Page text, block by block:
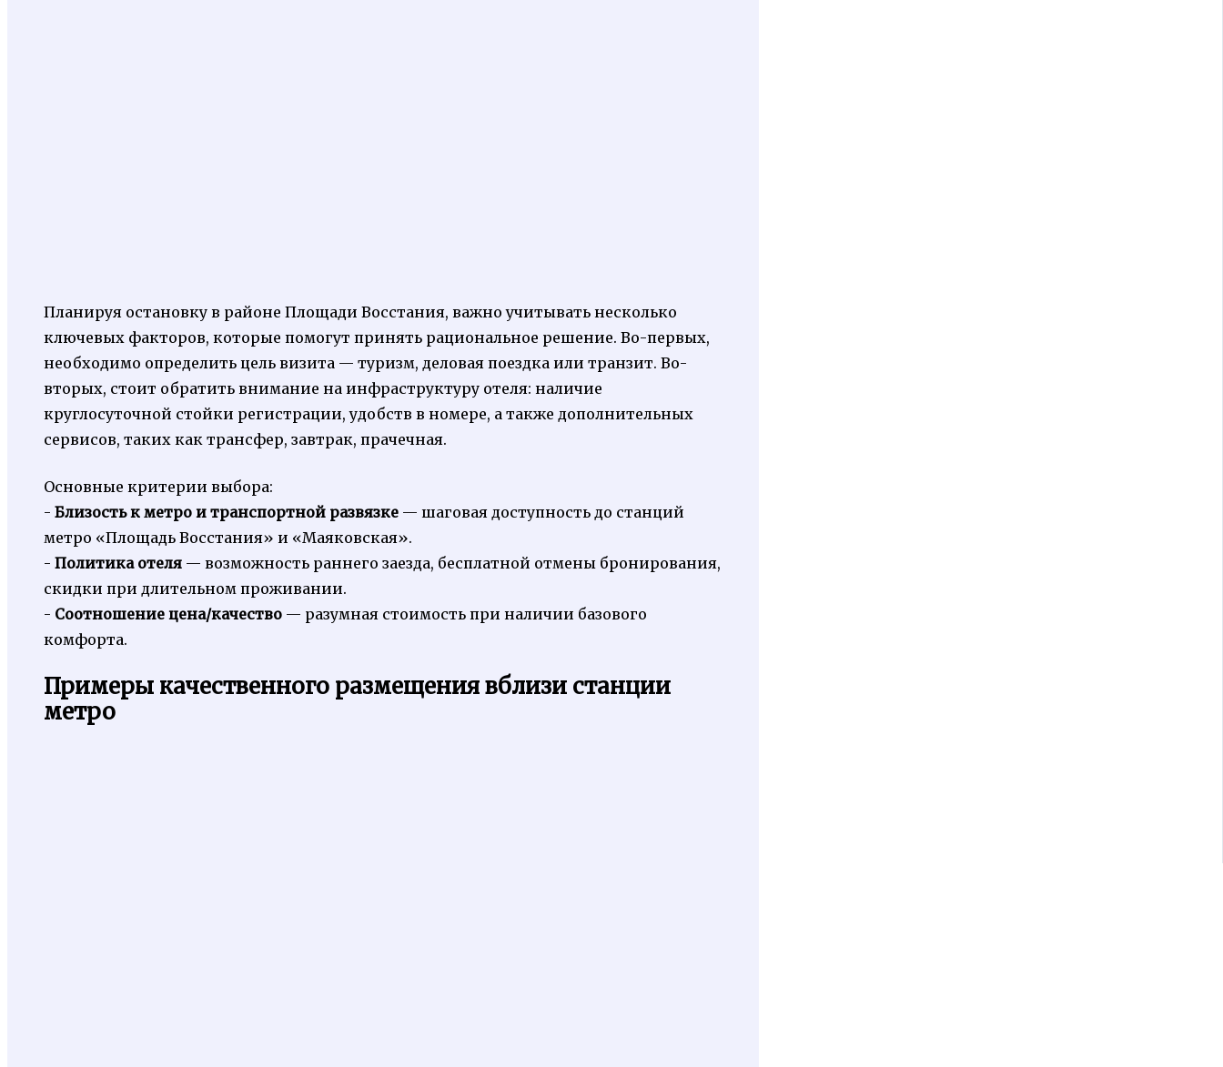
Планируя остановку в районе Площади Восстания, важно учитывать несколько
ключевых факторов, которые помогут принять рациональное решение. Во-первых,
необходимо определить цель визита — туризм, деловая поездка или транзит. Во-
вторых, стоит обратить внимание на инфраструктуру отеля: наличие
круглосуточной стойки регистрации, удобств в номере, а также дополнительных
сервисов, таких как трансфер, завтрак, прачечная.
Основные критерии выбора:
- Близость к метро и транспортной развязке — шаговая доступность до станций
метро «Площадь Восстания» и «Маяковская».
- Политика отеля — возможность раннего заезда, бесплатной отмены бронирования,
скидки при длительном проживании.
- Соотношение цена/качество — разумная стоимость при наличии базового
комфорта.
Примеры качественного размещения вблизи станции
метро